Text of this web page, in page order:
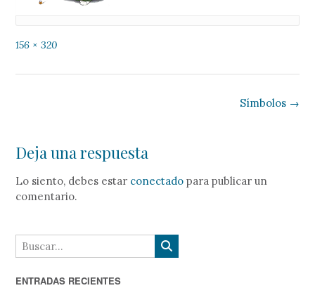
Tamaño
156 × 320
entrada
Símbolos →
Deja una respuesta
Lo siento, debes estar conectado para publicar un
comentario.
ENTRADAS RECIENTES